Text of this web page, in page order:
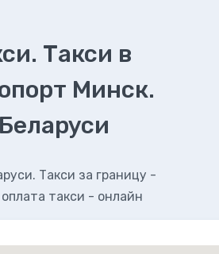
Такси в
Минск.
Такси за границу -
такси - онлайн